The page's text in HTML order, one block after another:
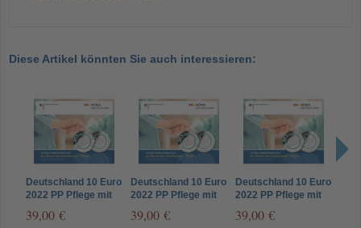
Diese Artikel könnten Sie auch interessieren:
Deutschland 10 Euro
2022 PP Pflege mit
39,00 €
Deutschland 10 Euro
2022 PP Pflege mit
39,00 €
Deutschland 10 Euro
2022 PP Pflege mit
39,00 €